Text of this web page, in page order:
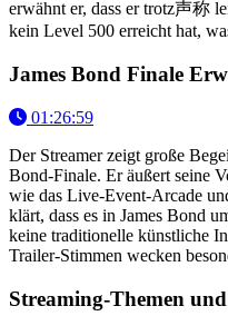
erwähnt er, dass er trotz声称
kein Level 500 erreicht hat,
James Bond Finale
01:26:59
Der Streamer zeigt große
Bond-Finale. Er äußert seine
wie das Live-Event-Arcade
klärt, dass es in James Bond
keine traditionelle künstliche
Trailer-Stimmen wecken
Streaming-Themen